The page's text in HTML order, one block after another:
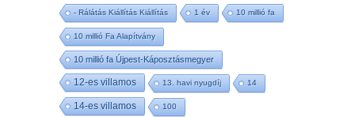
- Rálátás Kiállítás Kiállítás 1 év 10 millió fa
10 millió Fa Alapítvány
10 millió fa Újpest-Káposztásmegyer
12-es villamos 13. havi nyugdíj 14
14-es villamos 100